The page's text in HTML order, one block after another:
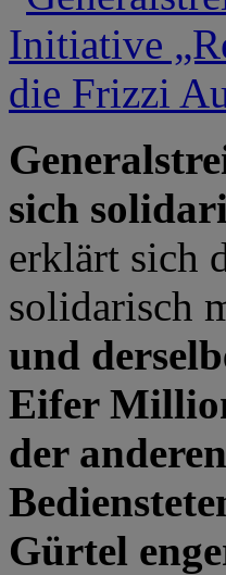
sich
erklärt sich
solidarisch
und
Eifer
der
Gürtel